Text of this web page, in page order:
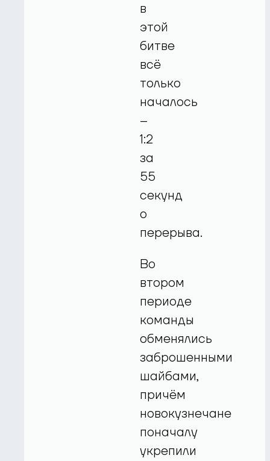
в
этой
битве
всё
только
началось
–
1:2
за
55
секунд
о
перерыва.
Во
втором
периоде
команды
обменялись
заброшенными
шайбами,
причём
новокузнечане
поначалу
укрепили